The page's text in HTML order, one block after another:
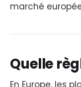
marché
Quelle